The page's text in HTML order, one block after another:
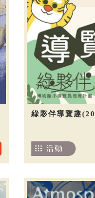
綠夥伴導覽趣
活動